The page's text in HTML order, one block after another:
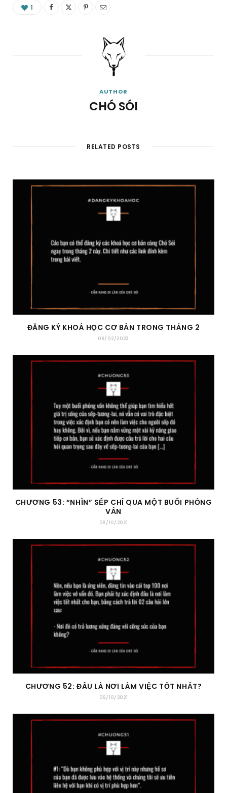
1
AUTHOR
CHÓ SÓI
RELATED POSTS
ĐĂNG KÝ KHOÁ HỌC CƠ BẢN TRONG THÁNG 2
08/02/2023
CHƯƠNG 53: “NHÌN” SẾP CHỈ QUA MỘT BUỔI PHỎNG
VẤN
08/10/2021
CHƯƠNG 52: ĐÂU LÀ NƠI LÀM VIỆC TỐT NHẤT?
06/10/2021